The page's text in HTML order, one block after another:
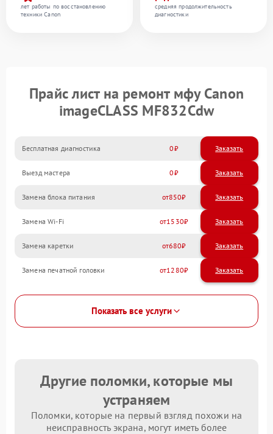
лет работы по восстановлению
техники Canon
средняя продолжительность
диагностики
Прайс лист на ремонт мфу Canon
imageCLASS MF832Cdw
Бесплатная диагностика 0 Заказать
Выезд мастера 0 Заказать
Замена блока питания 850
Замена Wi-Fi 1530
Замена каретки 680
Замена печатной головки 1280
Показать все услуги
Другие поломки, которые мы
устраняем
Поломки, которые на первый взгляд похожи на
неисправность экрана, могут иметь более